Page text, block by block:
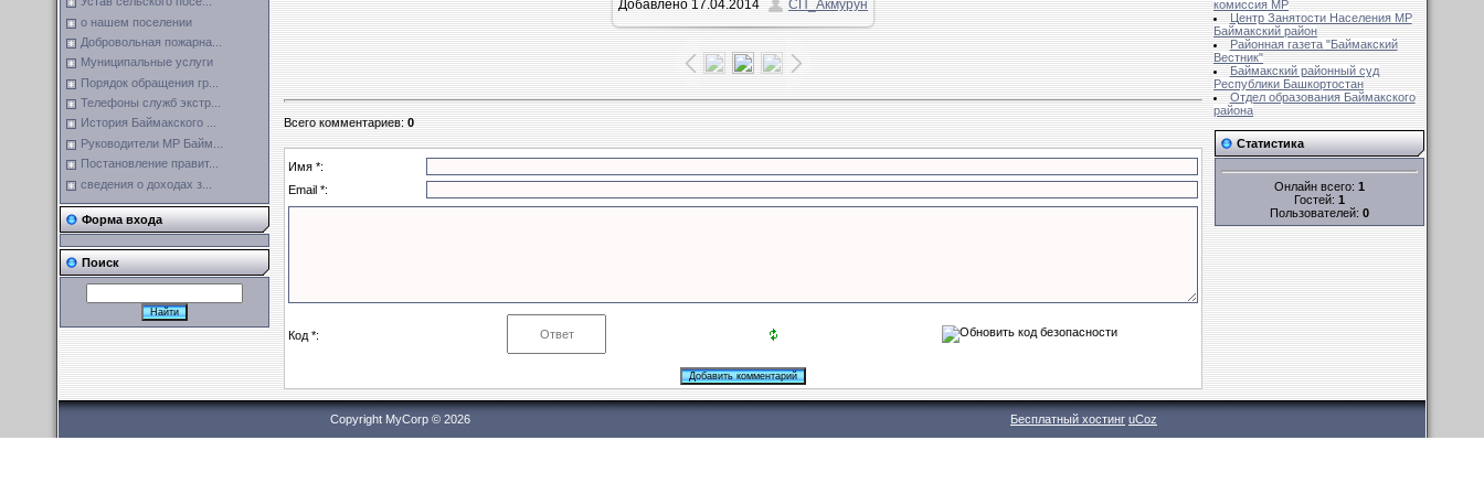
о нашем поселении
Добровольная пожарна...
Муниципальные услуги
Порядок обращения гр...
Телефоны служб экстр...
История Баймакского ...
Руководители МР Байм...
Постановление правит...
сведения о доходах з...
Форма входа
Поиск
290.4Kb
Добавлено 17.04.2014 СП_Акмурун
Всего комментариев:0
Имя *:
Email *:
Код *:
комиссия MР
Центр Занятости Населения МР
Баймакский район
Районная газета "Баймакский
Вестник"
Баймакский районный суд
Республики Башкортостан
Отдел образования Баймакского
района
Статистика
Онлайн всего: 1
Гостей: 1
Пользователей: 0
Copyright MyCorp © 2026 Бесплатный хостинг uCoz